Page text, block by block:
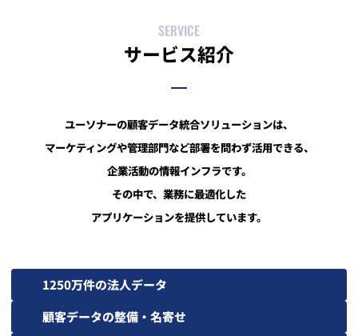
SERVICE
サービス紹介
ユーソナーの顧客データ統合ソリューションは、
マーケティングや管理部門など部署を問わず活用できる、
企業活動の情報インフラです。
その中で、業務に最適化した
アプリケーションを提供しています。
1250万件の法人データ
顧客データの整備・名寄せ